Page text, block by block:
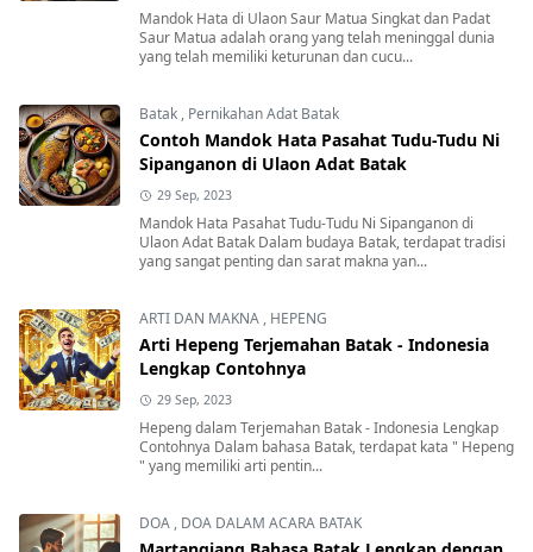
Mandok Hata di Ulaon Saur Matua Singkat dan Padat
Saur Matua adalah orang yang telah meninggal dunia
yang telah memiliki keturunan dan cucu...
Batak , Pernikahan Adat Batak
Contoh Mandok Hata Pasahat Tudu-Tudu Ni
Sipanganon di Ulaon Adat Batak
29 Sep, 2023
Mandok Hata Pasahat Tudu-Tudu Ni Sipanganon di
Ulaon Adat Batak Dalam budaya Batak, terdapat tradisi
yang sangat penting dan sarat makna yan...
ARTI DAN MAKNA , HEPENG
Arti Hepeng Terjemahan Batak - Indonesia
Lengkap Contohnya
29 Sep, 2023
Hepeng dalam Terjemahan Batak - Indonesia Lengkap
Contohnya Dalam bahasa Batak, terdapat kata " Hepeng
" yang memiliki arti pentin...
DOA , DOA DALAM ACARA BATAK